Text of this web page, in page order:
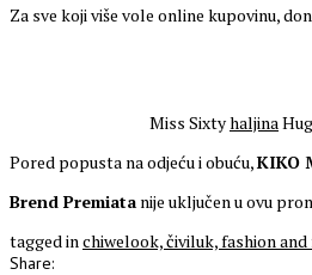
Za sve koji više vole online kupovinu,
Miss Sixtyhaljina
Pored popusta na odjeću i obuću,KIKO
Brend Premiata nije uključen u ovu
tagged in chiwelook,čiviluk,fashion
Share: